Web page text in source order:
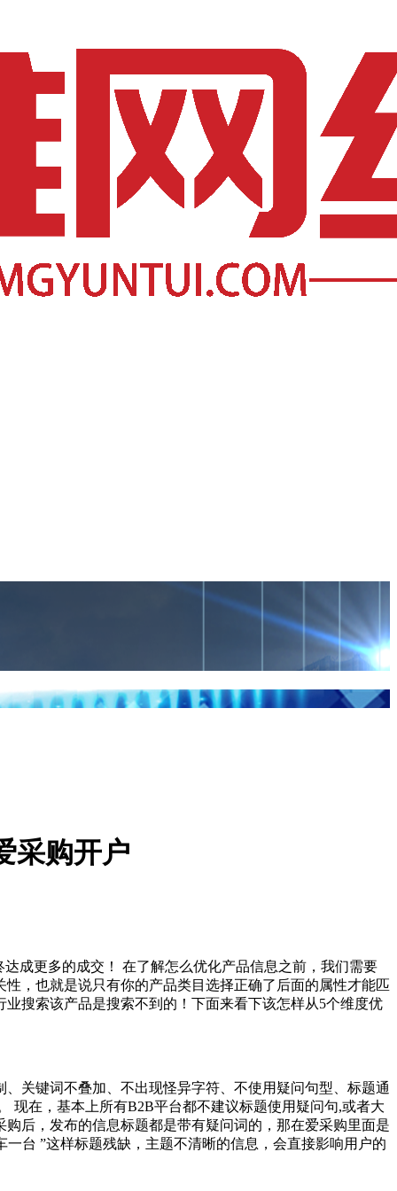
采购开户
成更多的成交！ 在了解怎么优化产品信息之前，我们需要
，也就是说只有你的产品类目选择正确了后面的属性才能匹
搜索该产品是搜索不到的！下面来看下该怎样从5个维度优
关键词不叠加、不出现怪异字符、不使用疑问句型、标题通
现在，基本上所有B2B平台都不建议标题使用疑问句,或者大
后，发布的信息标题都是带有疑问词的，那在爱采购里面是
台 ”这样标题残缺，主题不清晰的信息，会直接影响用户的